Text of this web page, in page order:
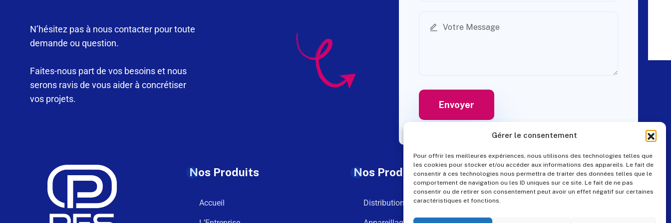
Gérer le consentement
Pour offrir les meilleures expériences, nous utilisons des technologies telles que
les cookies pour stocker et/ou accéder aux informations des appareils. Le fait de
consentir à ces technologies nous permettra de traiter des données telles que le
comportement de navigation ou les ID uniques sur ce site. Le fait de ne pas
consentir ou de retirer son consentement peut avoir un effet négatif sur certaines
caractéristiques et fonctions.
N’hésitez pas à nous contacter pour toute
demande ou question.
Faites-nous part de vos besoins et nous
serons ravis de vous aider à concrétiser
vos projets.
Nos Produits
Accueil
Nos Produits
Distribution
Contact